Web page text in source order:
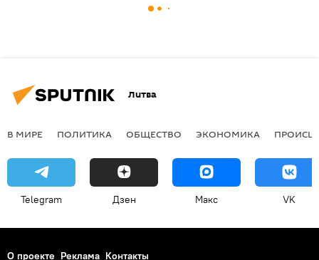
Литва
В МИРЕ ПОЛИТИКА ОБЩЕСТВО ЭКОНОМИКА
Telegram Дзен Макс VK
О проекте Реклама Контакты